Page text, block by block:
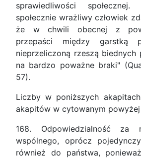
sprawiedliwości
społecznie wrażliwy człowiek
że w chwili obecnej z
przepaści między garstką
nieprzeliczoną rzeszą biednych
na bardzo poważne braki"
57).
Liczby w poniższych
akapitów w cytowanym powyżej
168. Odpowiedzialność za
wspólnego, oprócz
również do państwa,